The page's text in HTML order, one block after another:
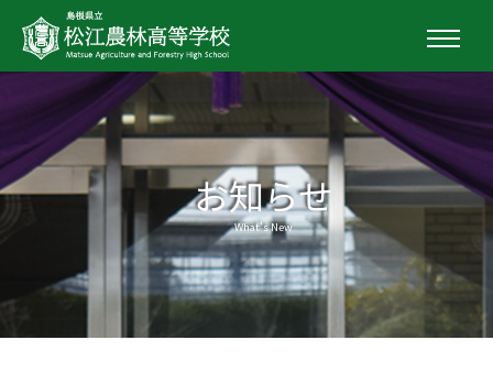
お知らせ
What's New